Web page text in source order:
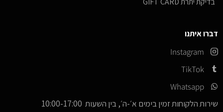
דברו איתנו
Instagram
TikTok
Whatsapp
שירות הלקוחות זמין בימים א׳-ה׳, בין השעות 10:00-17:00